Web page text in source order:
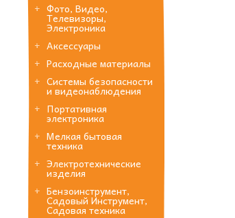
Фото, Видео,
Телевизоры,
Электроника
Аксессуары
Расходные материалы
Системы безопасности
и видеонаблюдения
Портативная
электроника
Мелкая бытовая
техника
Электротехнические
изделия
Бензоинструмент,
Садовый Инструмент,
Садовая техника